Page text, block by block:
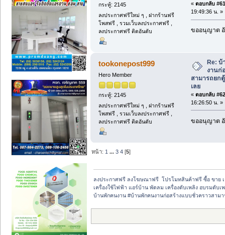
กระทู้: 2145
ลงประกาศฟรีใหม่ ๆ , ฝากร้านฟรี
โพสฟรี , รวมเว็บลงประกาศฟรี ,
ลงประกาศฟรี ติดอันดับ
« ตอบกลับ
19:49:36 น. »
ขออนุญาต
tookonepost999
Hero Member
กระทู้: 2145
ลงประกาศฟรีใหม่ ๆ , ฝากร้านฟรี
โพสฟรี , รวมเว็บลงประกาศฟรี ,
ลงประกาศฟรี ติดอันดับ
Re: บ้
งานก่
สามารถยก
เลย
« ตอบกลับ
16:26:50 น. »
ขออนุญาต
หน้า: 1 ...3 4 [5]
ลงประกาศฟรี ลงโฆษณาฟรี  โปรโมทสินค้าฟรี ซื้อ ขาย
เครื่องใช้ไฟฟ้า แอร์บ้าน พัดลม เครื่องดับเพลิง อบรมดับเ
บ้านพักคนงาน #บ้านพักคนงานก่อสร้างแบบชั่วคราวสามา